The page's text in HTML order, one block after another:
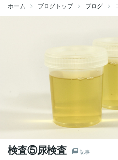
ホーム ブログトップ ブログ
検査⑤尿検査 記事